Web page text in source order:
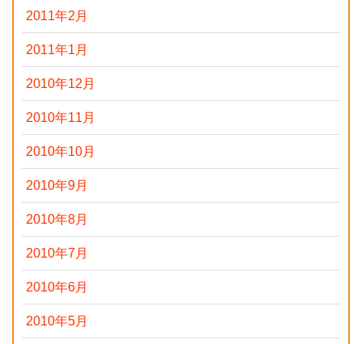
2011年2月
2011年1月
2010年12月
2010年11月
2010年10月
2010年9月
2010年8月
2010年7月
2010年6月
2010年5月